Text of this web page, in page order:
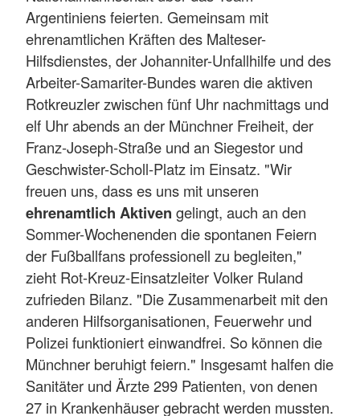
Argentiniens feierten. Gemeinsam mit
ehrenamtlichen Kräften des Malteser-
Hilfsdienstes, der Johanniter-Unfallhilfe und des
Arbeiter-Samariter-Bundes waren die aktiven
Rotkreuzler zwischen fünf Uhr nachmittags und
elf Uhr abends an der Münchner Freiheit, der
Franz-Joseph-Straße und an Siegestor und
Geschwister-Scholl-Platz im Einsatz. "Wir
freuen uns, dass es uns mit unseren
ehrenamtlich Aktiven gelingt, auch an den
Sommer-Wochenenden die spontanen Feiern
der Fußballfans professionell zu begleiten,"
zieht Rot-Kreuz-Einsatzleiter Volker Ruland
zufrieden Bilanz. "Die Zusammenarbeit mit den
anderen Hilfsorganisationen, Feuerwehr und
Polizei funktioniert einwandfrei. So können die
Münchner beruhigt feiern." Insgesamt halfen die
Sanitäter und Ärzte 299 Patienten, von denen
27 in Krankenhäuser gebracht werden mussten.